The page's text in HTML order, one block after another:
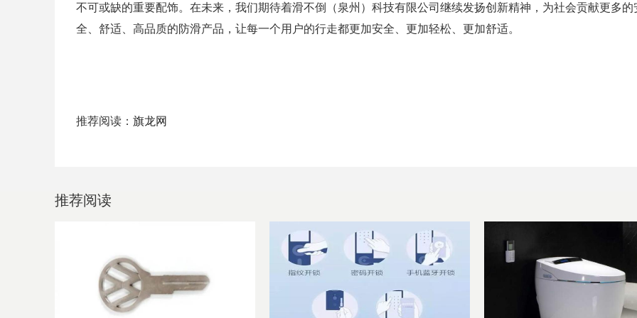
不可或缺的重要配饰。在未来，我们期待着滑不倒（泉州）科技有限公司继续发扬创新精神，为社会贡献更多的
全、舒适、高品质的防滑产品，让每一个用户的行走都更加安全、更加轻松、更加舒适。
推荐阅读： 旗龙网
推荐阅读